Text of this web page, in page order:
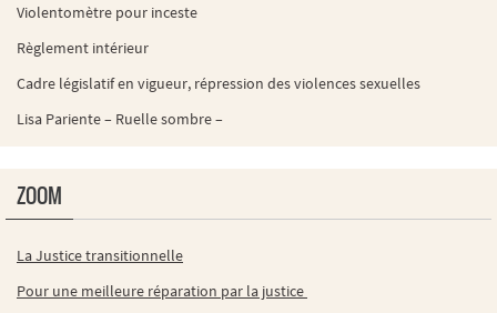
Violentomètre pour inceste
Règlement intérieur
Cadre législatif en vigueur, répression des violences sexuelles
Lisa Pariente – Ruelle sombre –
ZOOM
La Justice transitionnelle
Pour une meilleure réparation par la justice